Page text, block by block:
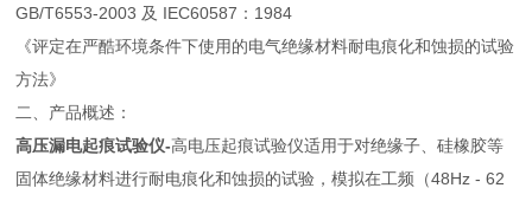
GB/T6553-2003 及 IEC60587：1984
《评定在严酷环境条件下使用的电气绝缘材料耐电痕化和蚀损的试验
方法》
二、产品概述：
高压漏电起痕试验仪-高电压起痕试验仪适用于对绝缘子、硅橡胶等
固体绝缘材料进行耐电痕化和蚀损的试验，模拟在工频（48Hz - 62